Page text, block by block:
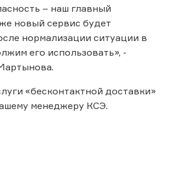
– наш главный
новый сервис будет
нормализации ситуации в
его использовать», -
«бесконтактной доставки»
менеджеру КСЭ.